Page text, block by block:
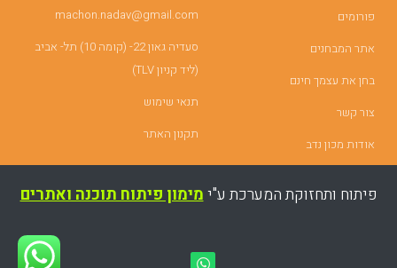
פורומים
אתר המבחנים
בחן את עצמך חינם
צור קשר
אודות מכון נדב
machon.nadav@gmail.com
סעדיה גאון 22- (קומה 10) תל- אביב
(ליד קניון TLV)
תנאי שימוש
תקנון האתר
פיתוח ותחזוקת המערכת ע"ימימון פיתוח תוכנה ואתרים